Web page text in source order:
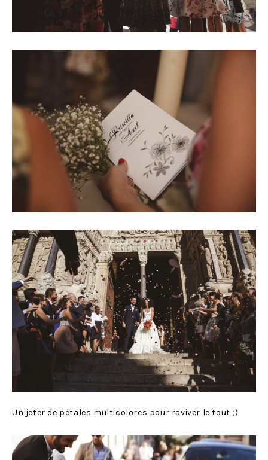
Un jeter de pétales multicolores pour raviver le tout ;)